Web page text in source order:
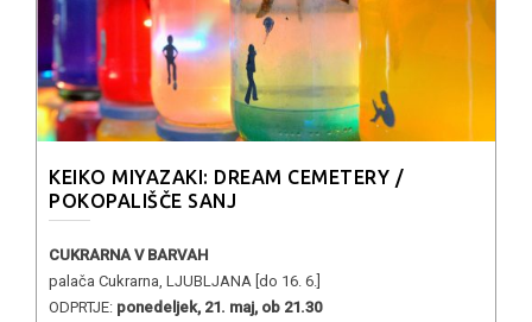
KEIKO MIYAZAKI: DREAM CEMETERY /
POKOPALIŠČE SANJ
CUKRARNA V BARVAH
palača Cukrarna, LJUBLJANA [do 16. 6.]
ODPRTJE: ponedeljek, 21. maj, ob 21.30